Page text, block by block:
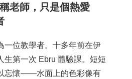
老師，只是個熱愛
一位教學者。十多年前在伊
生第一次 Ebru 體驗課。短短
忘懷——水面上的色彩像有